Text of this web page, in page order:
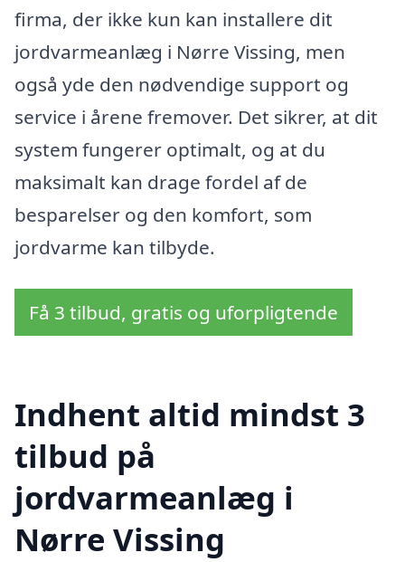
firma, der ikke kun kan installere dit
jordvarmeanlæg i Nørre Vissing, men
også yde den nødvendige support og
service i årene fremover. Det sikrer, at dit
system fungerer optimalt, og at du
maksimalt kan drage fordel af de
besparelser og den komfort, som
jordvarme kan tilbyde.
Få 3 tilbud, gratis og uforpligtende
Indhent altid mindst 3
tilbud på
jordvarmeanlæg i
Nørre Vissing